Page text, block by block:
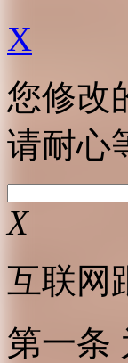
X
您修改
请耐心
X
互联网
第一条